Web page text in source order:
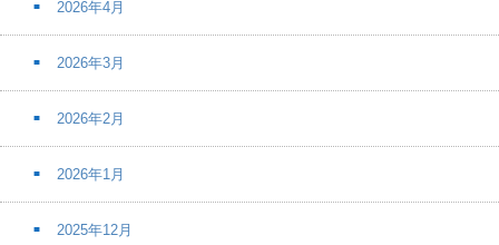
2026年4月
2026年3月
2026年2月
2026年1月
2025年12月